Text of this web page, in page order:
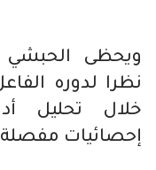
ويحظى الحبشي
نظرا لدوره
خلال تحليل
إحصائيات مفصلة.